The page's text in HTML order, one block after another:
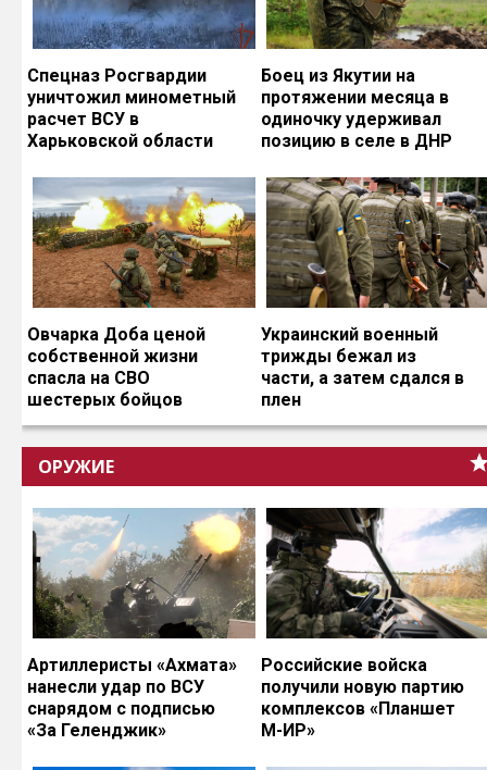
Спецназ Росгвардии
уничтожил минометный
расчет ВСУ в
Харьковской области
Боец из Якутии на
протяжении месяца в
одиночку удерживал
позицию в селе в ДНР
Овчарка Доба ценой
собственной жизни
спасла на СВО
шестерых бойцов
Украинский военный
трижды бежал из
части, а затем сдался в
плен
ОРУЖИЕ
Артиллеристы «Ахмата»
нанесли удар по ВСУ
снарядом с подписью
«За Геленджик»
Российские войска
получили новую партию
комплексов «Планшет
М-ИР»